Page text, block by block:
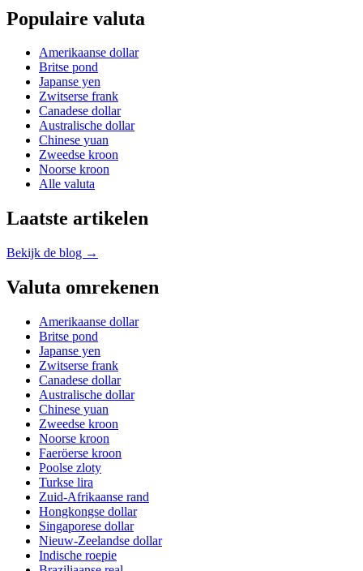
Populaire valuta
Amerikaanse dollar
Britse pond
Japanse yen
Zwitserse frank
Canadese dollar
Australische dollar
Chinese yuan
Zweedse kroon
Noorse kroon
Alle valuta
Laatste artikelen
Bekijk de blog →
Valuta omrekenen
Amerikaanse dollar
Britse pond
Japanse yen
Zwitserse frank
Canadese dollar
Australische dollar
Chinese yuan
Zweedse kroon
Noorse kroon
Faeröerse kroon
Poolse zloty
Turkse lira
Zuid-Afrikaanse rand
Hongkongse dollar
Singaporese dollar
Nieuw-Zeelandse dollar
Indische roepie